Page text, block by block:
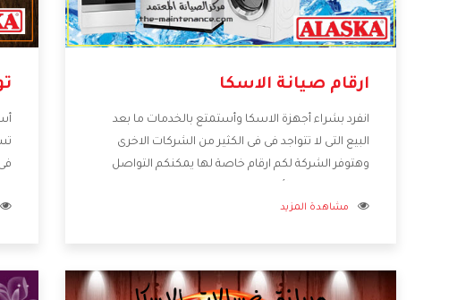
ارقام صيانة الاسكا
انفرد بشراء أجهزة الاسكا وأستمتع بالخدمات ما بعد
البيع التى لا تتواجد فى فى الكثير من الشركات الاخرى
وهتوفر الشركة لكم ارقام خاصة لها يمكنكم التواصل
بأسعار منخفضة تناسب جميع العملاء من خلال
مشاهدة المزيد